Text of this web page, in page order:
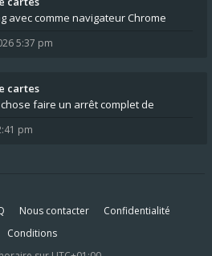
avec comme navigateur Chrome
5:37 pm
cartes
faire un arrêt complet de
pm
Nous contacter
Confidentialité
Conditions